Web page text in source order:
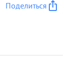
Поделиться